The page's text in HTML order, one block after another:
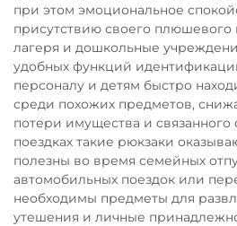
при этом эмоциональное
присутствию своего плюшевого
лагеря и дошкольные
удобных функций
персоналу и детям быстро
среди похожих предметов,
потери имущества и связанного
поездках такие рюкзаки
полезны во время семейных
автомобильных поездок или
необходимы предметы для
утешения и личные